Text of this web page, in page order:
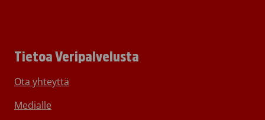
Tietoa Veripalvelusta
Ota yhteyttä
Medialle